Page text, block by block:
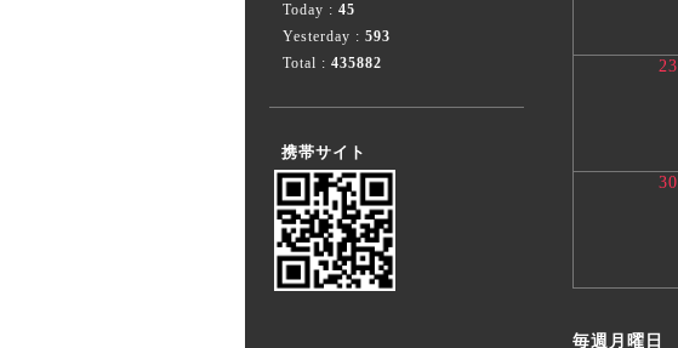
23
30
毎週月曜日
Today : 45
Yesterday : 593
Total : 435882
携帯サイト